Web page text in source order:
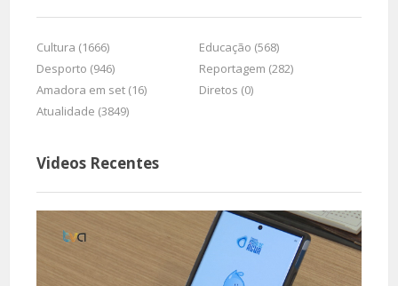
Cultura (1666)
Educação (568)
Desporto (946)
Reportagem (282)
Amadora em set (16)
Diretos (0)
Atualidade (3849)
Videos Recentes